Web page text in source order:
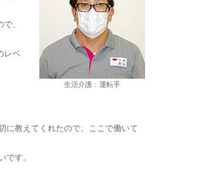
生活介護：運転手
、
レベ
に教えてくれたので、ここで働いて
す。